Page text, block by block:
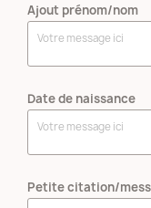
Ajout prénom/nom
Date de naissance
Petite citation/